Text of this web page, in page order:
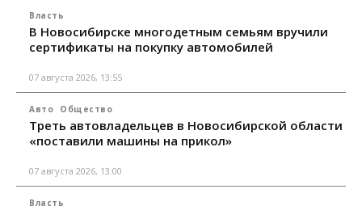
Власть
В Новосибирске многодетным семьям вручили
сертификаты на покупку автомобилей
07 августа 2026, 13:55
Авто Общество
Треть автовладельцев в Новосибирской области
«поставили машины на прикол»
07 августа 2026, 13:00
Власть